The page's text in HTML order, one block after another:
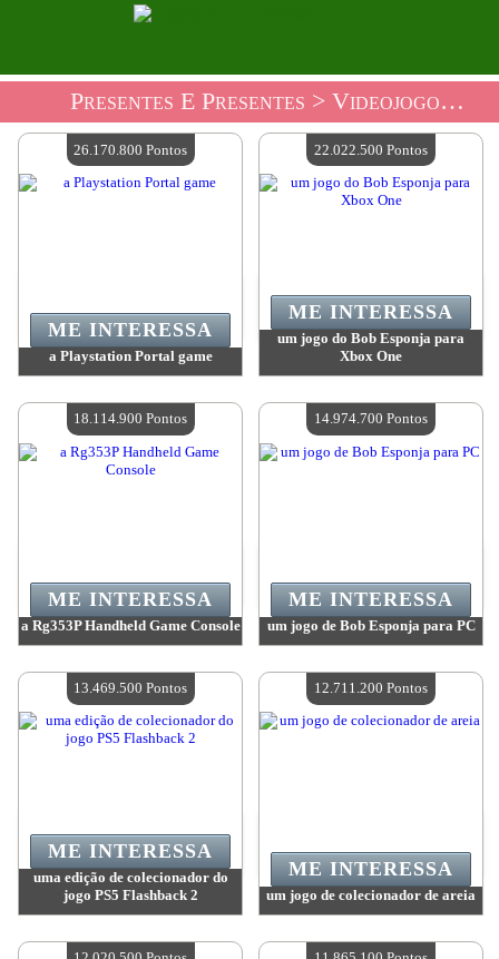
Presentes E Presentes > Videojogos De Loja De Presentes
a Playstation Portal game
Quantidade disponível:4
ME INTERESSA
26.170.800 Pontos
um jogo do Bob Esponja para
Xbox One
Quantidade disponível:4
ME INTERESSA
22.022.500 Pontos
a Rg353P Handheld Game Console
Quantidade disponível:4
ME INTERESSA
18.114.900 Pontos
um jogo de Bob Esponja para PC
Quantidade disponível:4
ME INTERESSA
14.974.700 Pontos
uma edição de colecionador do
jogo PS5 Flashback 2
Quantidade disponível:4
ME INTERESSA
13.469.500 Pontos
um jogo de colecionador de areia
Quantidade disponível:4
ME INTERESSA
12.711.200 Pontos